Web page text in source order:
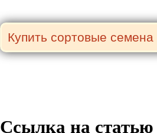
Ссылка на